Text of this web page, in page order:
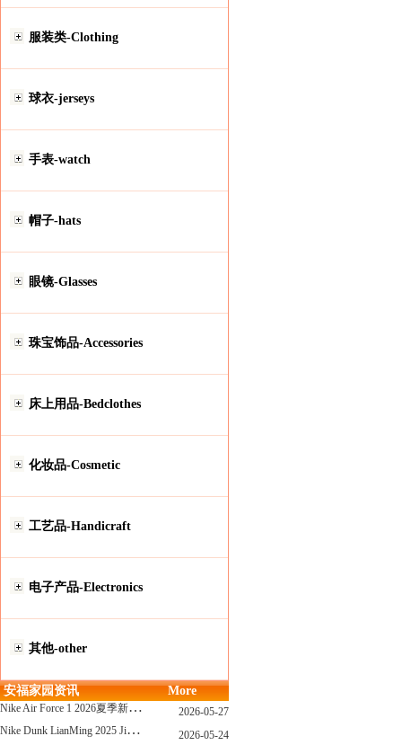
服装类-Clothing
球衣-jerseys
手表-watch
帽子-hats
眼镜-Glasses
珠宝饰品-Accessories
床上用品-Bedclothes
化妆品-Cosmetic
工艺品-Handicraft
电子产品-Electronics
其他-other
安福家园资讯 More
N
ike Air Force 1 2026夏季新配色惊艳登场！经典鞋型焕发新生！ 2026-05-27
N
ike Dunk LianMing 2025 JingDian XieXing ZaiCi HuiGui 2026-05-24